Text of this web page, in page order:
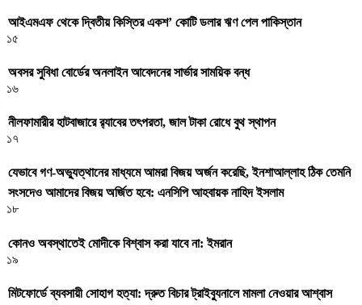
আইএমএফ থেকে দ্বিতীয় কিস্তির একশ’ কোটি ডলার ঋণ পেল পাকিস্তান
১৫
অবসর সুবিধা বোর্ডের অনলাইন আবেদনের সার্ভার সাময়িক বন্ধ
১৬
নীলফামারীর হাটবাজারে র‌্যাবের তৎপরতা, জাল টাকা রোধে বুথ স্থাপন
১৭
যেভাবে গণ-অভ্যুত্থানের মাধ্যমে আমরা বিজয় অর্জন করেছি, ইনশাআল্লাহ ঠিক তেমনি
সংসদেও আমাদের বিজয় অর্জিত হবে: এনসিপি আহবায়ক নাহিদ ইসলাম
১৮
কোনও অবস্থাতেই মোদীকে বিশ্বাস করা যাবে না: ইমরান
১৯
মিটফোর্ডে ব্যবসায়ী সোহাগ হত্যা: দ্রুত বিচার ট্রাইব্যুনালে মামলা নেওয়ার আশ্বাস